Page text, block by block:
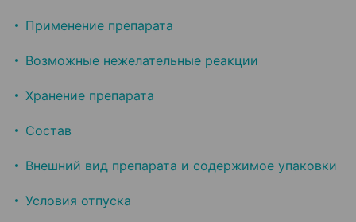
Применение препарата
Возможные нежелательные реакции
Хранение препарата
Состав
Внешний вид препарата и содержимое упаковки
Условия отпуска